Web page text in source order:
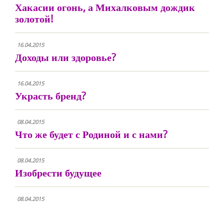
Хакасии огонь, а Михалковым дождик
золотой!
16.04.2015
Доходы или здоровье?
16.04.2015
Украсть бренд?
08.04.2015
Что же будет с Родиной и с нами?
08.04.2015
Изобрести будущее
08.04.2015